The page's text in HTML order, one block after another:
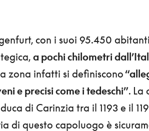
con i suoi 95.450
a pochi chilometri
zona infatti si definiscono
e precisi come i tedeschi”. La
di Carinzia tra il 1193 e il
di questo capoluogo è